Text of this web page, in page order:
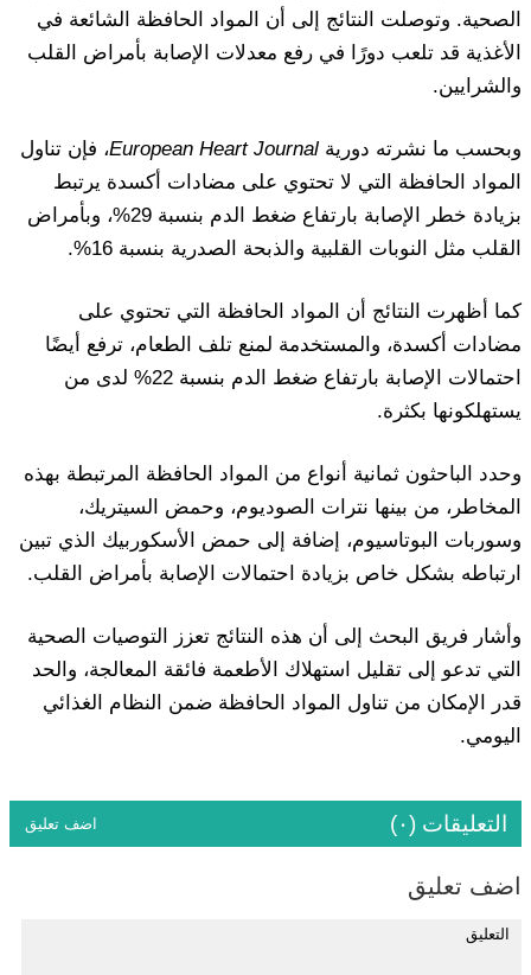
الصحية. وتوصلت النتائج إلى أن المواد الحافظة الشائعة في
الأغذية قد تلعب دورًا في رفع معدلات الإصابة بأمراض القلب
والشرايين.
وبحسب ما نشرته دورية European Heart Journal، فإن تناول
المواد الحافظة التي لا تحتوي على مضادات أكسدة يرتبط
بزيادة خطر الإصابة بارتفاع ضغط الدم بنسبة 29%، وبأمراض
القلب مثل النوبات القلبية والذبحة الصدرية بنسبة 16%.
كما أظهرت النتائج أن المواد الحافظة التي تحتوي على
مضادات أكسدة، والمستخدمة لمنع تلف الطعام، ترفع أيضًا
احتمالات الإصابة بارتفاع ضغط الدم بنسبة 22% لدى من
يستهلكونها بكثرة.
وحدد الباحثون ثمانية أنواع من المواد الحافظة المرتبطة بهذه
المخاطر، من بينها نترات الصوديوم، وحمض السيتريك،
وسوربات البوتاسيوم، إضافة إلى حمض الأسكوربيك الذي تبين
ارتباطه بشكل خاص بزيادة احتمالات الإصابة بأمراض القلب.
وأشار فريق البحث إلى أن هذه النتائج تعزز التوصيات الصحية
التي تدعو إلى تقليل استهلاك الأطعمة فائقة المعالجة، والحد
قدر الإمكان من تناول المواد الحافظة ضمن النظام الغذائي
اليومي.
التعليقات (٠) اضف تعليق
اضف تعليق